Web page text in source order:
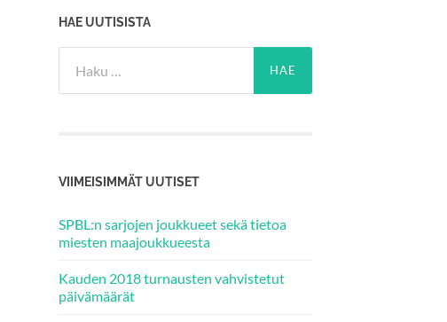
HAE UUTISISTA
VIIMEISIMMÄT UUTISET
SPBL:n sarjojen joukkueet sekä tietoa
miesten maajoukkueesta
Kauden 2018 turnausten vahvistetut
päivämäärät